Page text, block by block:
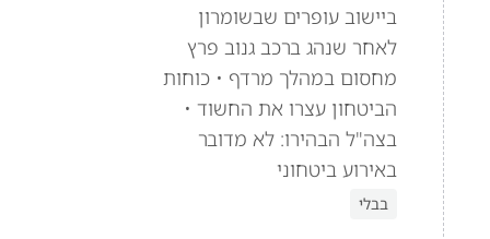
ביישוב עופרים שבשומרון
לאחר שנהג ברכב גנוב פרץ
מחסום במהלך מרדף • כוחות
הביטחון עצרו את החשוד •
בצה"ל הבהירו: לא מדובר
באירוע ביטחוני
בבלי